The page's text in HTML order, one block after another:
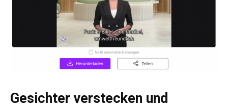
Gesichter verstecken und